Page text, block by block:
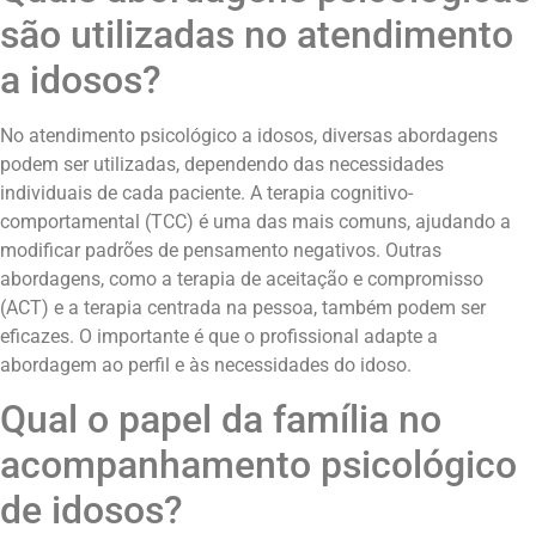
são utilizadas no atendimento
a idosos?
No atendimento psicológico a idosos, diversas abordagens
podem ser utilizadas, dependendo das necessidades
individuais de cada paciente. A terapia cognitivo-
comportamental (TCC) é uma das mais comuns, ajudando a
modificar padrões de pensamento negativos. Outras
abordagens, como a terapia de aceitação e compromisso
(ACT) e a terapia centrada na pessoa, também podem ser
eficazes. O importante é que o profissional adapte a
abordagem ao perfil e às necessidades do idoso.
Qual o papel da família no
acompanhamento psicológico
de idosos?